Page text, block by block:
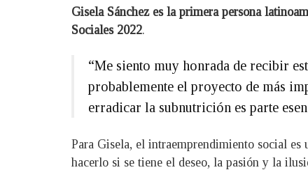
Gisela Sánchez es la primera persona
Sociales 2022.
“Me siento muy honrada de recibir
probablemente el proyecto de más
erradicar la subnutrición es parte
Para Gisela, el intraemprendimiento social es
hacerlo si se tiene el deseo, la pasión y la